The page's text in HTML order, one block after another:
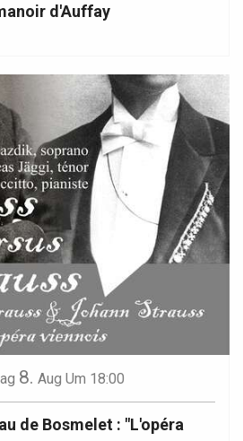
d'Auffay
8. Aug Um 18:00
de Bosmelet : "L'opéra